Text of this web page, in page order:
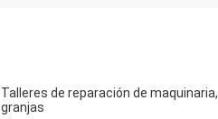
Talleres de reparación de maquinaria,
granjas